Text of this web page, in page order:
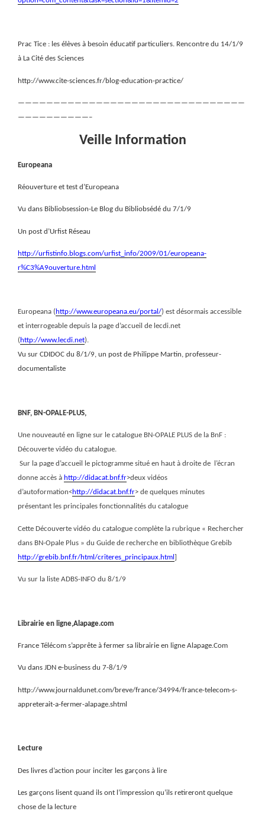
Prac Tice : les élèves à besoin éducatif particuliers. Rencontre du 14/1/9
à La Cité des Sciences
http://www.cite-sciences.fr/blog-education-practice/
————————————————————————————————
——————————–
Veille Information
Europeana
Réouverture et test d’Europeana
Vu dans Bibliobsession-Le Blog du Bibliobsédé du 7/1/9
Un post d’Urfist Réseau
http://urfistinfo.blogs.com/urfist_info/2009/01/europeana-
r%C3%A9ouverture.html
Europeana ( http://www.europeana.eu/portal/) est désormais accessible
et interrogeable depuis la page d’accueil de lecdi.net
( http://www.lecdi.net).
Vu sur CDIDOC du 8/1/9, un post de Philippe Martin, professeur-
documentaliste
BNF, BN-OPALE-PLUS,
Une nouveauté en ligne sur le catalogue BN-OPALE PLUS de la BnF :
Découverte vidéo du catalogue.
Sur la page d’accueil le pictogramme situé en haut à droite de
l’écran
donne accès à http://didacat.bnf.fr>deux vidéos
d’autoformation<http://didacat.bnf.fr> de quelques minutes
présentant les principales fonctionnalités du catalogue
Cette Découverte vidéo du catalogue complète la rubrique « Rechercher
dans BN-Opale Plus » du Guide de recherche en bibliothèque Grebib
http://grebib.bnf.fr/html/criteres_principaux.html ]
Vu sur la liste ADBS-INFO du 8/1/9
Librairie en ligne,Alapage.com
France Télécom s’apprête à fermer sa librairie en ligne Alapage.Com
Vu dans JDN e-business du 7-8/1/9
http://www.journaldunet.com/breve/france/34994/france-telecom-s-
appreterait-a-fermer-alapage.shtml
Lecture
Des livres d’action pour inciter les garçons à lire
Les garçons lisent quand ils ont l’impression qu’ils retireront quelque
chose de la lecture